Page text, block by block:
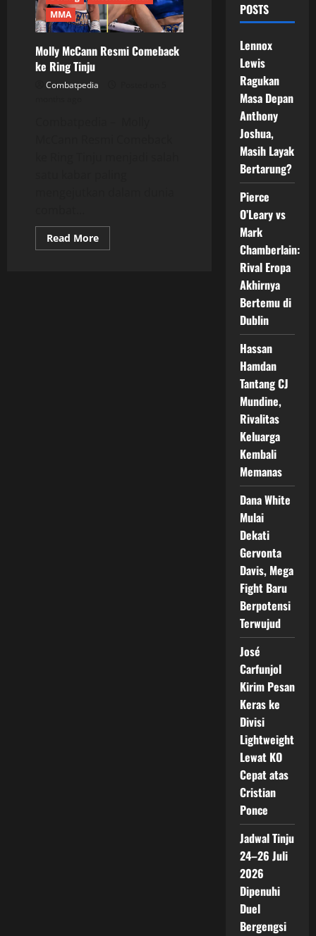
MMA
Molly McCann Resmi Comeback
ke Ring Tinju
Combatpedia
Read MoreRead
more
POSTS
Lennox
Lewis
Ragukan
Masa Depan
Anthony
Joshua,
Masih Layak
Bertarung?
Pierce
O’Leary vs
Mark
Chamberlain:
Rival Eropa
Akhirnya
Bertemu di
Dublin
Hassan
Hamdan
Tantang CJ
Mundine,
Rivalitas
Keluarga
Kembali
Memanas
Dana White
Mulai
Dekati
Gervonta
Davis, Mega
Fight Baru
Berpotensi
Terwujud
José
Carfunjol
Kirim Pesan
Keras ke
Divisi
Lightweight
Lewat KO
Cepat atas
Cristian
Ponce
Jadwal Tinju
24–26 Juli
2026
Dipenuhi
Duel
Bergengsi